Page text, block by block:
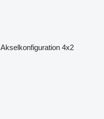
Akselkonfiguration 4x2